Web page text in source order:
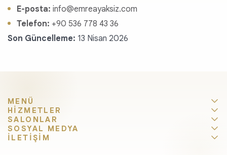
E-posta: info@emreayaksiz.com
Telefon: +90 536 778 43 36
Son Güncelleme: 13 Nisan 2026
MENÜ
HİZMETLER
SALONLAR
SOSYAL MEDYA
İLETİŞİM